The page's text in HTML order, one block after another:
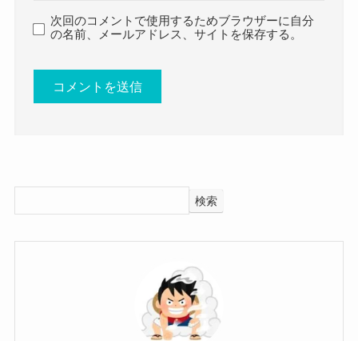
非公開になっています。
と最初思っていましたが
高瀬というのは本名なのかもしれませんし
そうではないのかもしれません。
もしかして高瀬というのは親戚の名前とか・・・
その可能性もありますね。
母方の旧姓をペンネームに使ったりする人もいる
次回のコメントで使用するためブラウザーに自分
の名前、メールアドレス、サイトを保存する。
検索